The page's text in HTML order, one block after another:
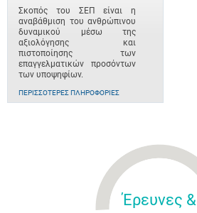
Σκοπός του ΣΕΠ είναι η
αναβάθμιση του ανθρώπινου
δυναμικού μέσω της
αξιολόγησης και
πιστοποίησης των
επαγγελματικών προσόντων
των υποψηφίων.
ΠΕΡΙΣΣΌΤΕΡΕΣ ΠΛΗΡΟΦΟΡΊΕΣ
Έρευνες &